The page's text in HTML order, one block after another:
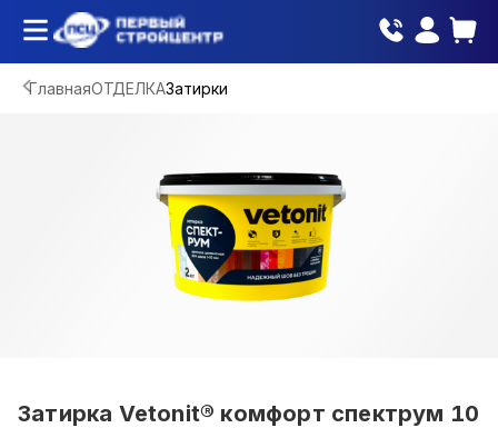
ГлавнаяОТДЕЛКАЗатирки
Затирка Vetonit® комфорт спектрум 10